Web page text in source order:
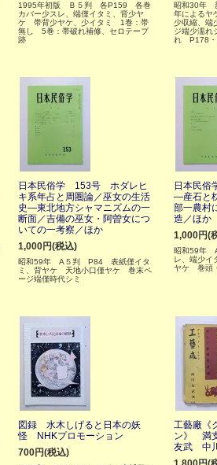
1995年初版 Ｂ５判 各P159 各巻
カバー少スレ、端僅イタミ、背少ヤ
ケ 帯背少ヤケ、少イタミ 1巻：帯
無し 5巻：帯破れ補修、セロテープ
跡
昭和30年
年によるヤ
少収縮、端
ジ端少濡
れ P178・
日本民俗学 153号 ホダレヒ
キ系年占と周圏論／巫女の生活
史―東北地方シャマニズムの一
断面／吉備の巫女・阿曽女につ
いての一考察／ほか
1,000円(税込)
昭和59年 A５判 P84 表紙僅イタ
ミ、背ヤケ 天地小口僅ヤケ 巻末ペ
ージ端僅時代シミ
日本民
―産石と
部一農村
造／ほか
1,000円(
昭和59年
レ、端少
ヤケ 巻頭
図録 水木しげると日本の妖
怪 NHKプロモーション
700円(税込)
工藝廠《
ン》 満
友武 中